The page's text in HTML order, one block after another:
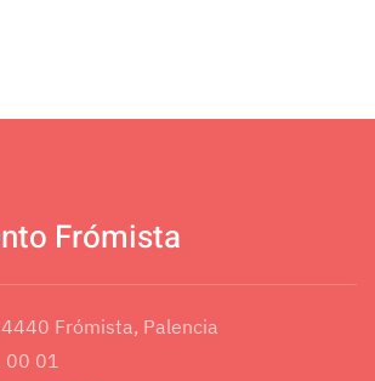
Frómista
Frómista, Palencia
00 01